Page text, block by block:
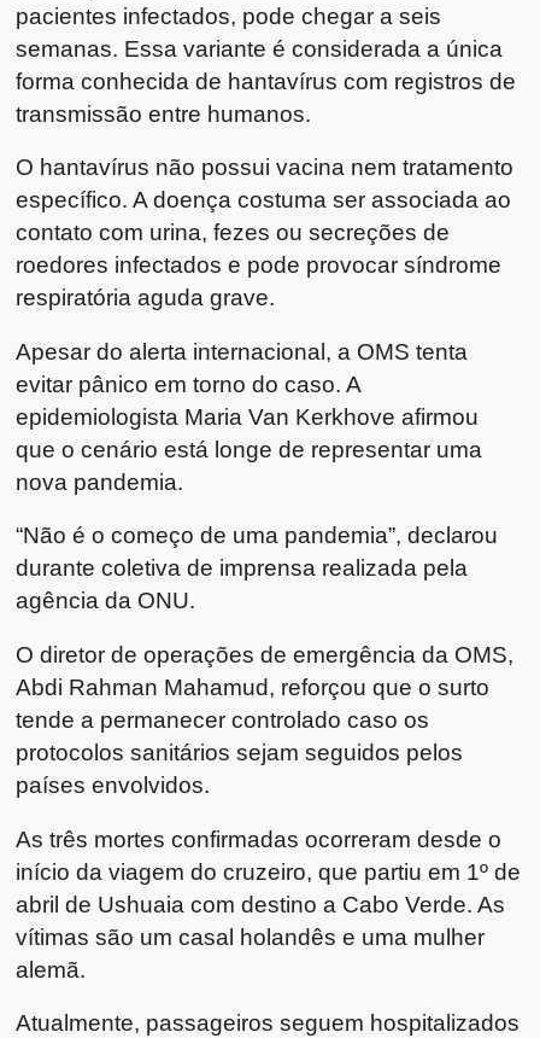
pacientes infectados, pode chegar a seis
semanas. Essa variante é considerada a única
forma conhecida de hantavírus com registros de
transmissão entre humanos.
O hantavírus não possui vacina nem tratamento
específico. A doença costuma ser associada ao
contato com urina, fezes ou secreções de
roedores infectados e pode provocar síndrome
respiratória aguda grave.
Apesar do alerta internacional, a OMS tenta
evitar pânico em torno do caso. A
epidemiologista Maria Van Kerkhove afirmou
que o cenário está longe de representar uma
nova pandemia.
“Não é o começo de uma pandemia”, declarou
durante coletiva de imprensa realizada pela
agência da ONU.
O diretor de operações de emergência da OMS,
Abdi Rahman Mahamud, reforçou que o surto
tende a permanecer controlado caso os
protocolos sanitários sejam seguidos pelos
países envolvidos.
As três mortes confirmadas ocorreram desde o
início da viagem do cruzeiro, que partiu em 1º de
abril de Ushuaia com destino a Cabo Verde. As
vítimas são um casal holandês e uma mulher
alemã.
Atualmente, passageiros seguem hospitalizados